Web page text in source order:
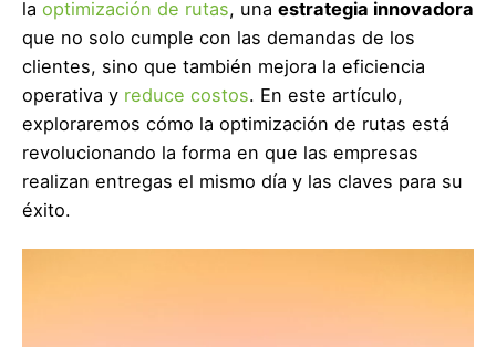
la optimización de rutas, una estrategia innovadora
que no solo cumple con las demandas de los
clientes, sino que también mejora la eficiencia
operativa y reduce costos. En este artículo,
exploraremos cómo la optimización de rutas está
revolucionando la forma en que las empresas
realizan entregas el mismo día y las claves para su
éxito.